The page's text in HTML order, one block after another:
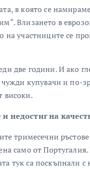
в която се
Влизането в
на участниците се
две години. И ако
купувачи и по-
високи.
недостиг на
тримесечни
само от
тук са поскъпнали с